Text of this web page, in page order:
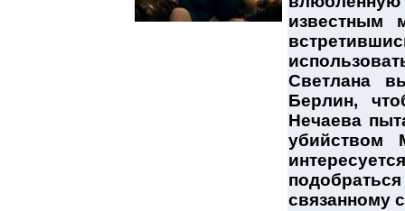
известным
Светлана
Берлин,
Нечаева
убийством
связанному